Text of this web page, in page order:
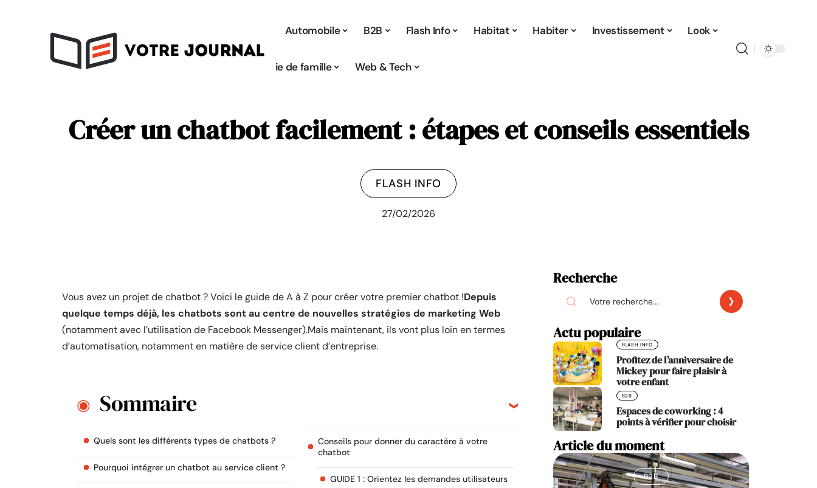
Automobile B2B Flash Info Habitat Habiter Investissement Look
Vie de famille Web & Tech
Créer un chatbot facilement : étapes et conseils essentiels
FLASH INFO
27/02/2026
Vous avez un projet de chatbot ? Voici le guide de A à Z pour créer votre premier chatbot !Depuis
quelque temps déjà, les chatbots sont au centre de nouvelles stratégies de marketing Web
(notamment avec l’utilisation de Facebook Messenger).Mais maintenant, ils vont plus loin en termes
d’automatisation, notamment en matière de service client d’entreprise.
Sommaire
Quels sont les différents types de chatbots ?
Pourquoi intégrer un chatbot au service client ?
Conseils pour donner du caractère à votre
chatbot
GUIDE 1 : Orientez les demandes utilisateurs
Recherche
Actu populaire
FLASH INFO
Profitez de l’anniversaire de
Mickey pour faire plaisir à
votre enfant
B2B
Espaces de coworking : 4
points à vérifier pour choisir
Article du moment
B2B